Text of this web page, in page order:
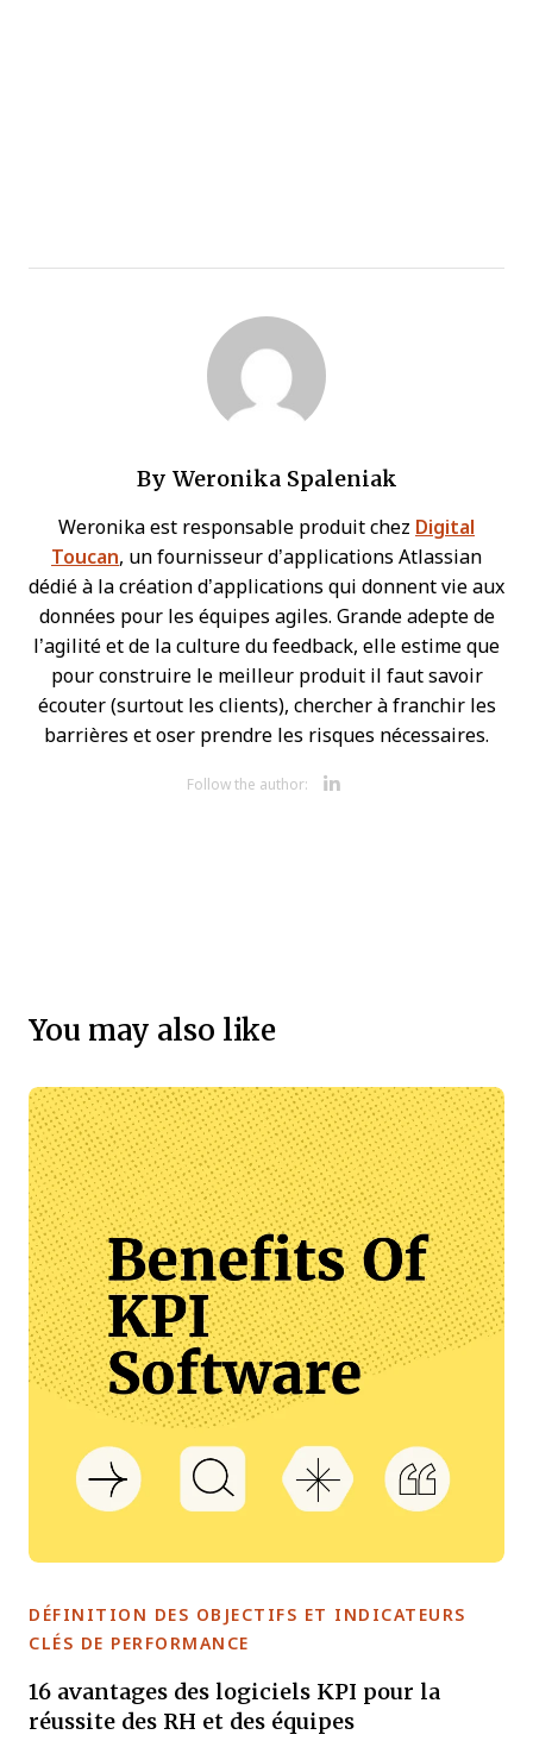
By Weronika Spaleniak
Weronika est responsable produit chez Digital
Toucan, un fournisseur d’applications Atlassian
dédié à la création d’applications qui donnent vie aux
données pour les équipes agiles. Grande adepte de
l’agilité et de la culture du feedback, elle estime que
pour construire le meilleur produit il faut savoir
écouter (surtout les clients), chercher à franchir les
barrières et oser prendre les risques nécessaires.
Follow the author:
You may also like
DÉFINITION DES OBJECTIFS ET INDICATEURS
CLÉS DE PERFORMANCE
16 avantages des logiciels KPI pour la
réussite des RH et des équipes